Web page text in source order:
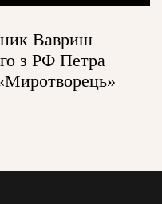
Вавриш
з РФ Петра